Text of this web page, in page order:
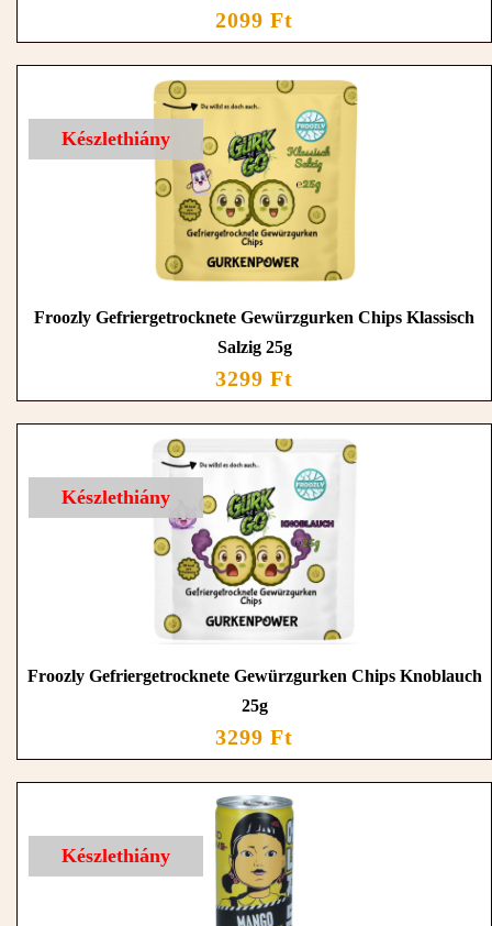
2099 Ft
Készlethiány
Froozly Gefriergetrocknete Gewürzgurken Chips Klassisch
Salzig 25g
3299 Ft
Készlethiány
Froozly Gefriergetrocknete Gewürzgurken Chips Knoblauch
25g
3299 Ft
Készlethiány